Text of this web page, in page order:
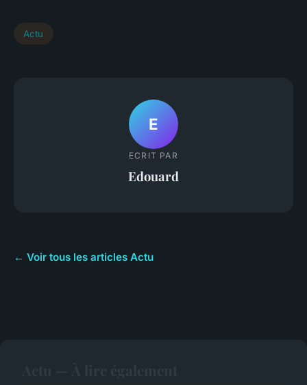
Actu
E
ECRIT PAR
Edouard
← Voir tous les articles Actu